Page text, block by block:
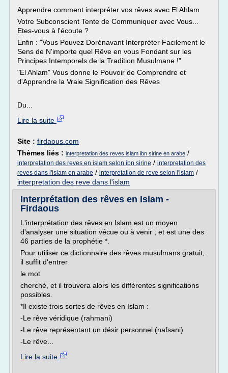
Apprendre comment interpréter vos rêves avec El Ahlam
Votre Subconscient Tente de Communiquer avec Vous...
Etes-vous à l'écoute ?
Enfin : "Vous Pouvez Dorénavant Interpréter Facilement le
Sens de N'importe quel Rêve en vous Fondant sur les
Principes Intemporels de la Tradition Musulmane !"
"El Ahlam" Vous donne le Pouvoir de Comprendre et
d'Apprendre la Vraie Signification des Rêves
Du...
Lire la suite
Site : firdaous.com
Thèmes liés : interpretation des reves islam ibn sirine en arabe /
interpretation des reves en islam selon ibn sirine / interpretation des
reves dans l'islam en arabe / interpretation de reve selon l'islam /
interpretation des reve dans l'islam
Interprétation des rêves en Islam -
Firdaous
L'interprétation des rêves en Islam est un moyen
d'analyser une situation vécue ou à venir ; et est une des
46 parties de la prophétie *.
Pour utiliser ce dictionnaire des rêves musulmans gratuit,
il suffit d'entrer
le mot
cherché, et il trouvera alors les différentes significations
possibles.
*Il existe trois sortes de rêves en Islam :
-Le rêve véridique (rahmani)
-Le rêve représentant un désir personnel (nafsani)
-Le rêve...
Lire la suite